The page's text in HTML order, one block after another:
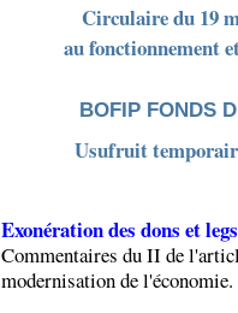
Circulaire du 19
au fonctionnement
BOFIP FONDS
Usufruit
Exonération des dons et
Commentaires du II de
modernisation de l'économie.